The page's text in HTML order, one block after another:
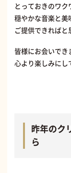
とっておきのワ
穏やかな音楽と美
ご提供できればと
皆様にお会いでき
心より楽しみにし
昨年のク
ら